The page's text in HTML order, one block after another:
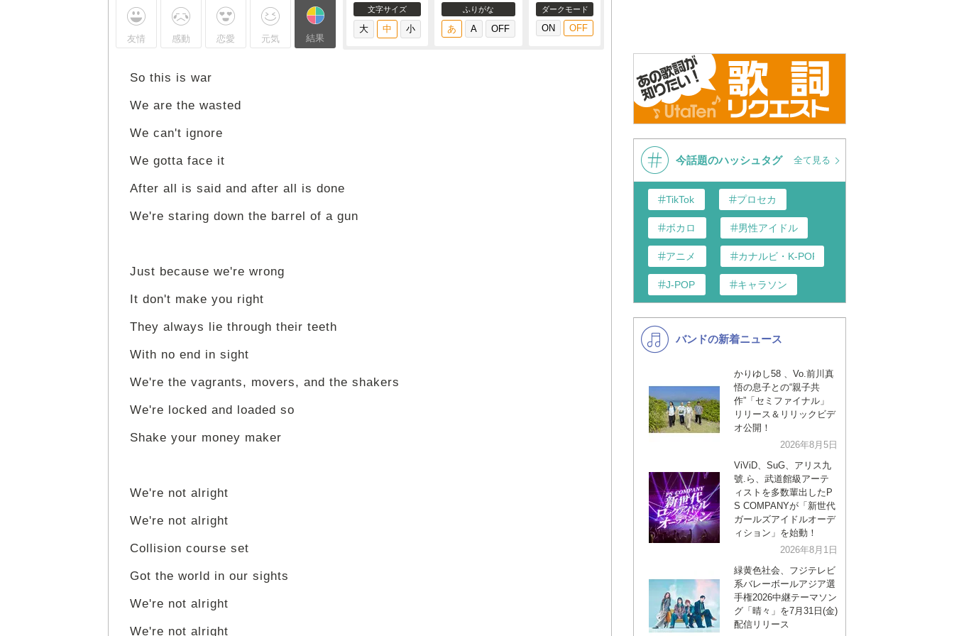
友情 感動 恋愛 元気 結果
文字サイズ ふりがな ダークモード
So this is war
We are the wasted
We can't ignore
We gotta face it
After all is said and after all is done
We're staring down the barrel of a gun
Just because we're wrong
It don't make you right
They always lie through their teeth
With no end in sight
We're the vagrants, movers, and the shakers
We're locked and loaded so
Shake your money maker
We're not alright
We're not alright
Collision course set
Got the world in our sights
We're not alright
We're not alright
今話題のハッシュタグ 全て見る
TikTok プロセカ
ボカロ 男性アイドル
アニメ カナルビ・K-POP和訳
J-POP キャラソン
K-POP バンド
洋楽
VTuber ディズニー
バンドの新着ニュース
かりゆし58 、Vo.前川真
悟の息子との“親子共
作”「セミファイナル」
リリース＆リリックビデ
オ公開！
2026年8月5日
ViViD、SuG、アリス九
號.ら、武道館級アーテ
ィストを多数輩出したP
S COMPANYが「新世代
ガールズアイドルオーデ
ィション」を始動！
2026年8月1日
緑黄色社会、フジテレビ
系バレーボールアジア選
手権2026中継テーマソン
グ「晴々」を7月31日(金)
配信リリース